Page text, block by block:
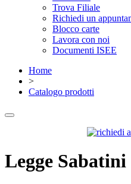
Trova Filiale
Richiedi un
Blocco carte
Lavora con noi
Documenti ISEE
Home
>
Catalogo prodotti
Legge